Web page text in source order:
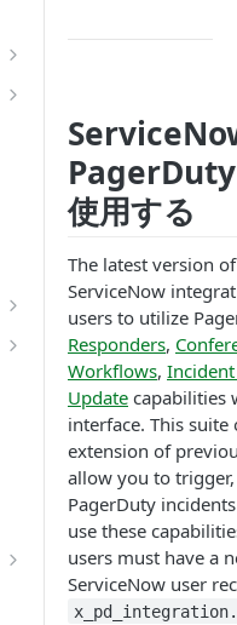
使用する
The latest version
ServiceNow
users to utilize
Responders,
Workflows,
Update capabilities
interface. This suite
extension of
allow you to
PagerDuty
use these
users must have a
ServiceNow user